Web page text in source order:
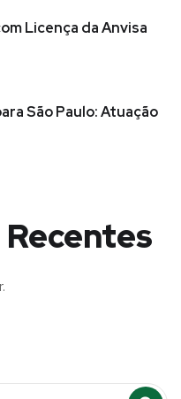
Licença da Anvisa
São Paulo: Atuação